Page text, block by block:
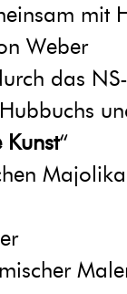
mit
Weber
das
Kunst“